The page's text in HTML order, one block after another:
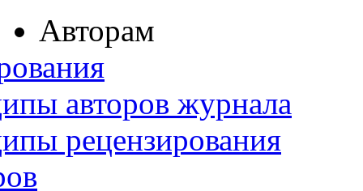
Авторам
авторов журнала
рецензирования